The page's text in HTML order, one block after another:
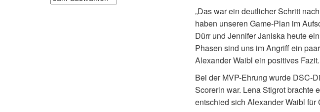
„Das war ein deutlicher Schritt
haben unseren Game-Plan im
Dürr und Jennifer Janiska heute
Phasen sind uns im Angriff ein
Alexander Waibl ein positives Fazit.
Bei der MVP-Ehrung wurde DSC-
Scorerin war. Lena Stigrot brachte
entschied sich Alexander Waibl für